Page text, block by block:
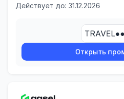
Действует до: 31.12.2026
Открыть